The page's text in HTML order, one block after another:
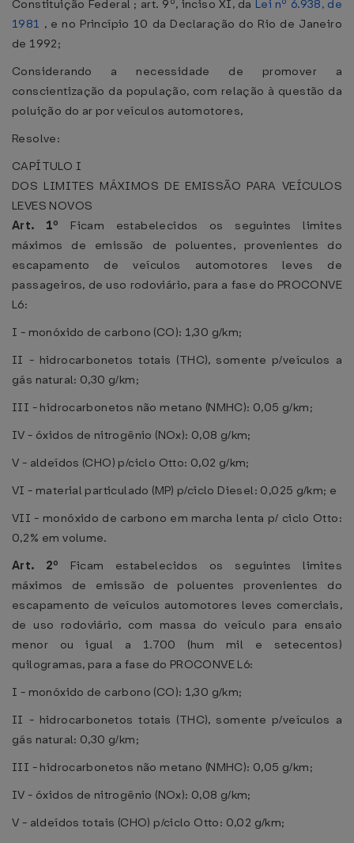
Constituição Federal ; art. 9º, inciso XI, da Lei nº 6.938, de
1981 , e no Princípio 10 da Declaração do Rio de Janeiro
de 1992;
Considerando a necessidade de promover a
conscientização da população, com relação à questão da
poluição do ar por veículos automotores,
Resolve:
CAPÍTULO I
DOS LIMITES MÁXIMOS DE EMISSÃO PARA VEÍCULOS
LEVES NOVOS
Art. 1º Ficam estabelecidos os seguintes limites
máximos de emissão de poluentes, provenientes do
escapamento de veículos automotores leves de
passageiros, de uso rodoviário, para a fase do PROCONVE
L6:
I - monóxido de carbono (CO): 1,30 g/km;
II - hidrocarbonetos totais (THC), somente p/veículos a
gás natural: 0,30 g/km;
III - hidrocarbonetos não metano (NMHC): 0,05 g/km;
IV - óxidos de nitrogênio (NOx): 0,08 g/km;
V - aldeídos (CHO) p/ciclo Otto: 0,02 g/km;
VI - material particulado (MP) p/ciclo Diesel: 0,025 g/km; e
VII - monóxido de carbono em marcha lenta p/ ciclo Otto:
0,2% em volume.
Art. 2º Ficam estabelecidos os seguintes limites
máximos de emissão de poluentes provenientes do
escapamento de veículos automotores leves comerciais,
de uso rodoviário, com massa do veículo para ensaio
menor ou igual a 1.700 (hum mil e setecentos)
quilogramas, para a fase do PROCONVE L6:
I - monóxido de carbono (CO): 1,30 g/km;
II - hidrocarbonetos totais (THC), somente p/veículos a
gás natural: 0,30 g/km;
III - hidrocarbonetos não metano (NMHC): 0,05 g/km;
IV - óxidos de nitrogênio (NOx): 0,08 g/km;
V - aldeídos totais (CHO) p/ciclo Otto: 0,02 g/km;